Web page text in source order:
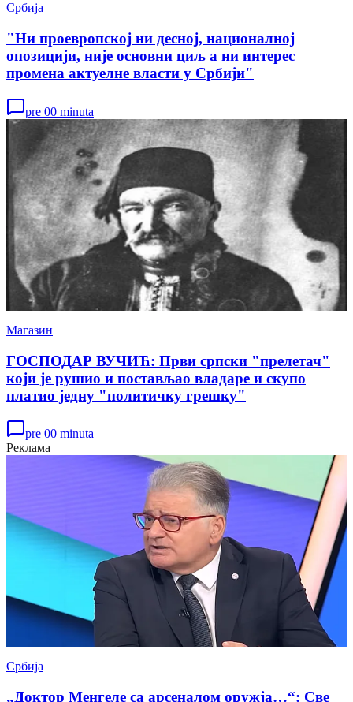
Србија
"Ни проевропској ни десној, националној
опозицији, није основни циљ а ни интерес
промена актуелне власти у Србији"
pre 00 minuta
Магазин
ГОСПОДАР ВУЧИЋ: Први српски "прелетач"
који је рушио и постављао владаре и скупо
платио једну "политичку грешку"
pre 00 minuta
Реклама
Србија
„Доктор Менгеле са арсеналом оружја…“: Све